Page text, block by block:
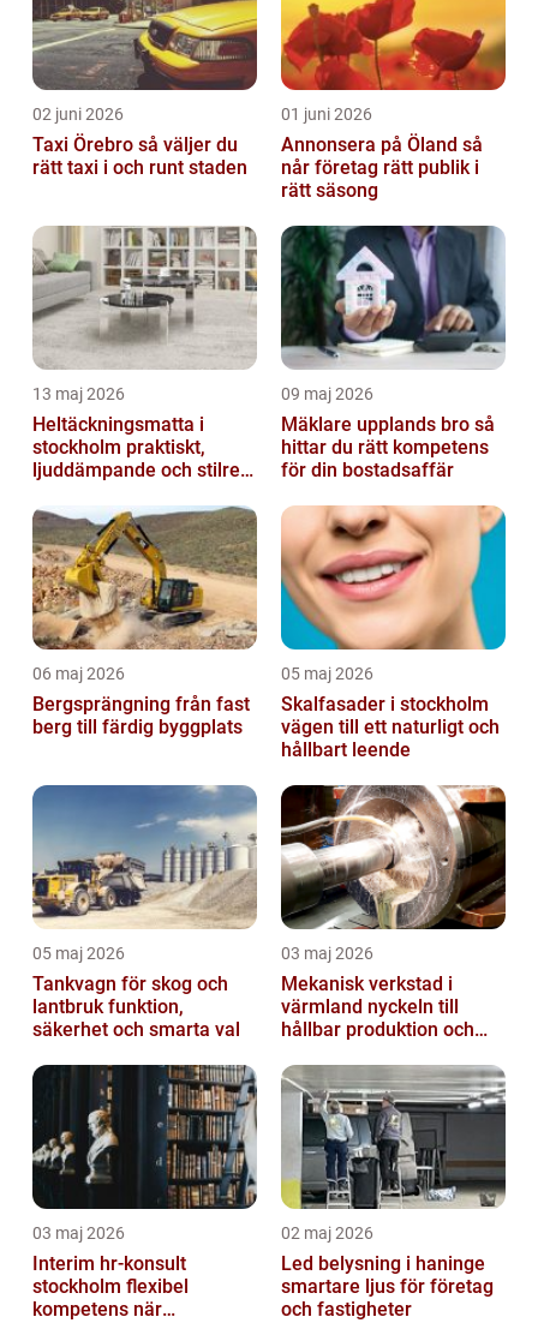
02 juni 2026
Taxi Örebro så väljer du
rätt taxi i och runt staden
01 juni 2026
Annonsera på Öland så
når företag rätt publik i
rätt säsong
13 maj 2026
Heltäckningsmatta i
stockholm praktiskt,
ljuddämpande och stilrent
09 maj 2026
Mäklare upplands bro så
hittar du rätt kompetens
för din bostadsaffär
06 maj 2026
Bergsprängning från fast
berg till färdig byggplats
05 maj 2026
Skalfasader i stockholm
vägen till ett naturligt och
hållbart leende
05 maj 2026
Tankvagn för skog och
lantbruk funktion,
säkerhet och smarta val
03 maj 2026
Mekanisk verkstad i
värmland nyckeln till
hållbar produktion och
03 maj 2026
Interim hr-konsult
stockholm flexibel
kompetens när
02 maj 2026
Led belysning i haninge
smartare ljus för företag
och fastigheter